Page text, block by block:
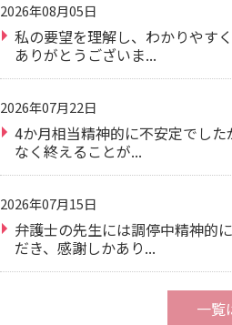
2026年08月05日
私の要望を理解し、わかりやす
ありがとうございま...
2026年07月22日
4か月相当精神的に不安定でした
なく終えることが...
2026年07月15日
弁護士の先生には調停中精神的
だき、感謝しかあり...
一覧